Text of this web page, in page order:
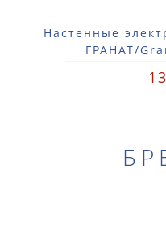
Настенные
ГРАНАТ/